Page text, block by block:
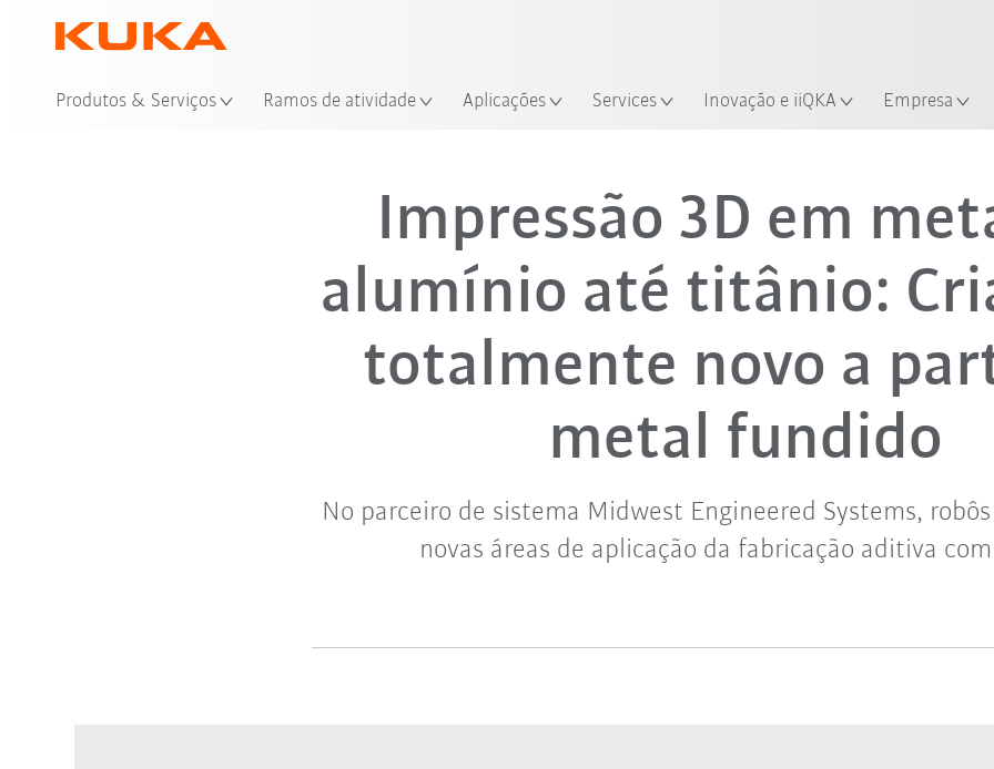
Produtos & Serviços Ramos de atividade Aplicações Services Inovação e iiQKA Empresa
Impressão 3D em metal
Impressão 3D em
alumínio até titânio:
totalmente novo a
metal fundido
No parceiro de sistema Midwest Engineered Systems,
novas áreas de aplicação da fabricação aditiva